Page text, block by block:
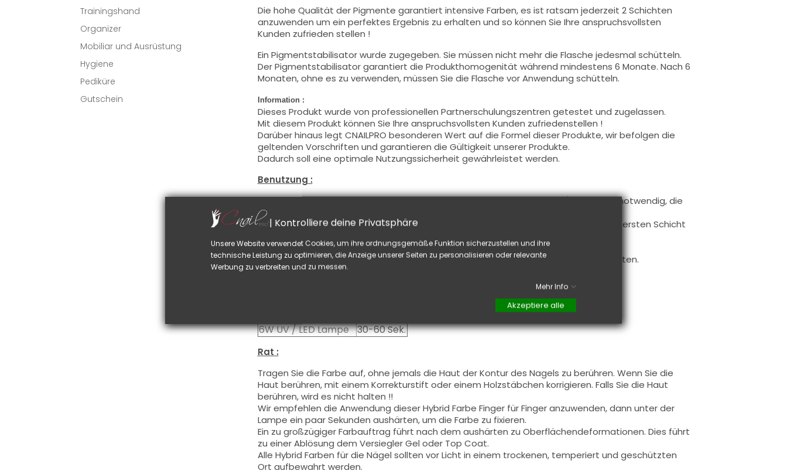
Trainingshand
Organizer
Mobiliar und Ausrüstung
Hygiene
Pediküre
Gutschein
Die hohe Qualität der Pigmente garantiert intensive Farben, es ist ratsam jederzeit 2 Schichten
anzuwenden um ein perfektes Ergebnis zu erhalten und so können Sie Ihre anspruchsvollsten
Kunden zufrieden stellen !
Ein Pigmentstabilisator wurde zugegeben. Sie müssen nicht mehr die Flasche jedesmal schütteln.
Der Pigmentstabilisator garantiert die Produkthomogenität während mindestens 6 Monate. Nach 6
Monaten, ohne es zu verwenden, müssen Sie die Flasche vor Anwendung schütteln.
Information :
Dieses Produkt wurde von professionellen Partnerschulungszentren getestet und zugelassen.
Mit diesem Produkt können Sie Ihre anspruchsvollsten Kunden zufriedenstellen !
Darüber hinaus legt CNAILPRO besonderen Wert auf die Formel dieser Produkte, wir befolgen die
geltenden Vorschriften und garantieren die Gültigkeit unserer Produkte.
Dadurch soll eine optimale Nutzungssicherheit gewährleistet werden.
Benutzung :
Diese Farbe mit dem Pinsel, auf dünner Weise, auf die Basis auftragen (es ist nicht notwendig, die
Schwitzschicht zu entfetten) oder nach der Nagelmodellage auftragen.
Dieses Produkt wird in zwei Schichten aufgetragen, schließen Sie die freie Kante zur ersten Schicht
Diese Produkte werdensowohlin Vollfarbewie auchin Frenchverwendet.
Sie können dieSchwitzschichtentfetten, falls Sie Nail Art auf Farbe realisieren möchten.
6W UV / LED Lampe
30-60 Sek.
Rat :
Tragen Sie die Farbe auf, ohne jemals die Haut der Kontur des Nagels zu berühren. Wenn Sie die
Haut berühren, mit einem Korrekturstift oder einem Holzstäbchen korrigieren. Falls Sie die Haut
berühren, wird es nicht halten !!
Wir empfehlen die Anwendung dieser Hybrid Farbe Finger für Finger anzuwenden, dann unter der
Lampe ein paar Sekunden aushärten, um die Farbe zu fixieren.
Ein zu großzügiger Farbauftrag führt nach dem aushärten zu Oberflächendeformationen. Dies führt
zu einer Ablösung dem Versiegler Gel oder Top Coat.
Alle Hybrid Farben für die Nägel sollten vor Licht in einem trockenen, temperiert und geschützten
Ort aufbewahrt werden.
| Kontrolliere deine Privatsphäre
Unsere Website verwendet Cookies, um ihre ordnungsgemäße Funktion sicherzustellen und ihre
technische Leistung zu optimieren, die Anzeige unserer Seiten zu personalisieren oder relevante
Werbung zu verbreiten und zu messen.
Mehr Info
Akzeptiere alle